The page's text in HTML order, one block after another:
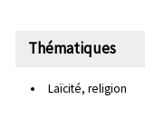
Thématiques
Laïcité, religion